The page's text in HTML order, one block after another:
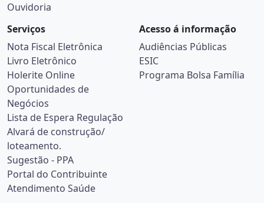
Ouvidoria
Serviços
Nota Fiscal Eletrônica
Livro Eletrônico
Holerite Online
Oportunidades de
Negócios
Lista de Espera Regulação
Alvará de construção/
loteamento.
Sugestão - PPA
Portal do Contribuinte
Atendimento Saúde
Acesso á informação
Audiências Públicas
ESIC
Programa Bolsa Família